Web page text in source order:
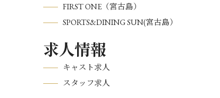
FIRST ONE（宮古島）
SPORTS&DINING SUN(宮古島）
求人情報
キャスト求人
スタッフ求人